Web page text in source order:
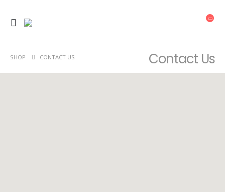
Contact Us
SHOP CONTACT US